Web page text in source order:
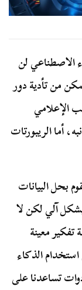
الاصطناعي لن
من تأدية دور
الإعلامي
أما الريبورتات
بحل البيانات
آلي لكن لا
معينة
الذكاء
تساعدنا على